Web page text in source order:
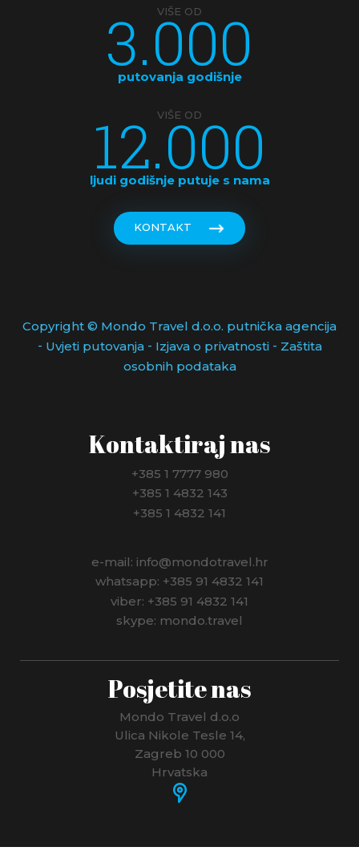
VIŠE OD
3.000
putovanja godišnje
VIŠE OD
12.000
ljudi godišnje putuje s nama
KONTAKT
Copyright © Mondo Travel d.o.o. putnička agencija
- Uvjeti putovanja- Izjava o privatnosti- Zaštita
osobnih podataka
Kontaktiraj nas
+385 1 7777 980
+385 1 4832 143
+385 1 4832 141
e-mail: info@mondotravel.hr
whatsapp: +385 91 4832 141
viber: +385 91 4832 141
skype: mondo.travel
Posjetite nas
Mondo Travel d.o.o
Ulica Nikole Tesle 14,
Zagreb 10 000
Hrvatska